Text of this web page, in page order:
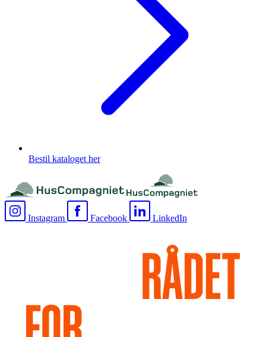
Bestil kataloget her
Instagram Facebook LinkedIn